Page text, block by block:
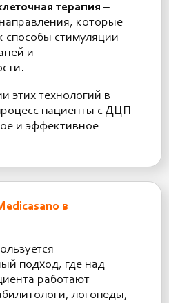
терапия –
которые
способы стимуляции
и
этих технологий в
пациенты с ДЦП
и эффективное
в
подход, где над
работают
логопеды,